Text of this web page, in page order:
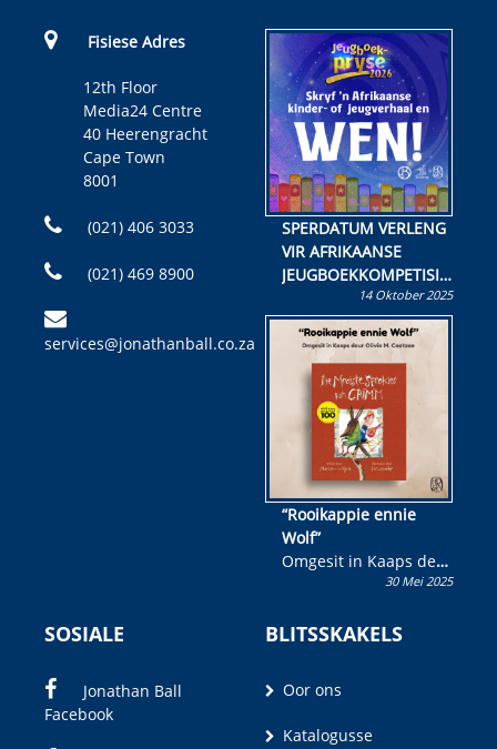
Fisiese Adres
12th Floor
Media24 Centre
40 Heerengracht
Cape Town
8001
(021) 406 3033
(021) 469 8900
services@jonathanball.co.za
SPERDATUM VERLENG
VIR AFRIKAANSE
JEUGBOEKKOMPETISIE
Skryf ’n jeugboek of
kinderboek en staan ’n
kans om R50 000 te
wen!
14 Oktober 2025
“Rooikappie ennie
Wolf”
Omgesit in Kaaps deur
Olivia M. Coetzee30 Mei 2025
SOSIALE
Jonathan Ball
Facebook
BLITSSKAKELS
Oor ons
Katalogusse